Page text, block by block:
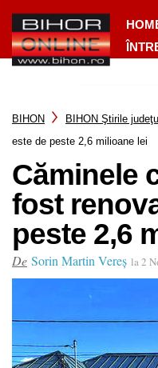
BIHON BIHON Ştirile
este de peste 2,6 milioane lei
Căminele
fost
peste 2,6
De Sorin Martin Vereș la 2